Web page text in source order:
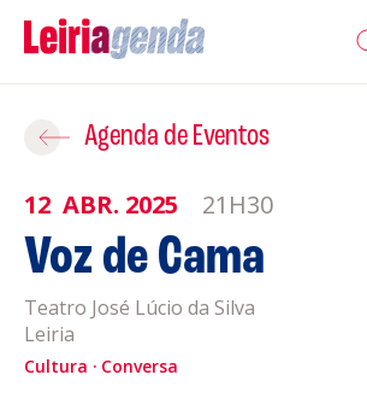
Agenda
Sobre a Leiriagenda
Promotores
Clubes Desportivos
Agenda de Eventos
12 ABR. 2025 21H30
Voz de Cama
Teatro José Lúcio da Silva
Leiria
Cultura Conversa
Adicionar ao Roteiro
ROTEIROS EXISTENTES
CRIAR NOVO